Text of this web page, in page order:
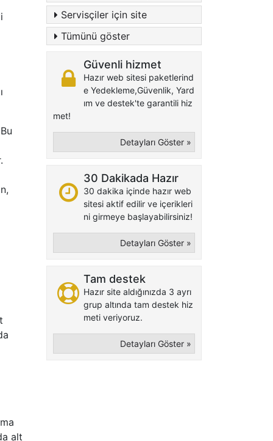
alt
Servisçiler için site
Tümünü göster
Güvenli hizmet
Hazır web sitesi paketlerind
e Yedekleme,Güvenlik, Yard
ım ve destek'te garantili hiz
met!
Detayları Göster »
30 Dakikada Hazır
30 dakika içinde hazır web
sitesi aktif edilir ve içerikleri
ni girmeye başlayabilirsiniz!
Detayları Göster »
Tam destek
Hazır site aldığınızda 3 ayrı
grup altında tam destek hiz
meti veriyoruz.
Detayları Göster »